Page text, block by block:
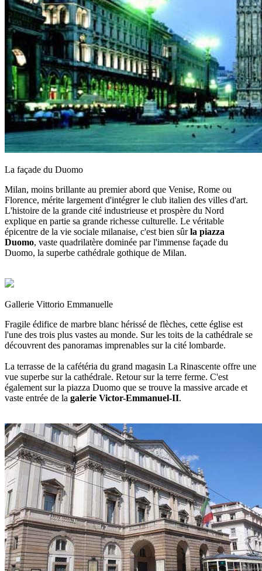
La façade du Duomo
Milan, moins brillante au premier abord que Venise, Rome ou
Florence, mérite largement d'intégrer le club italien des villes d'art.
L'histoire de la grande cité industrieuse et prospère du Nord
explique en partie sa grande richesse culturelle. Le véritable
épicentre de la vie sociale milanaise, c'est bien sûrla piazza
Duomo, vaste quadrilatère dominée par l'immense façade du
Duomo, la superbe cathédrale gothique de Milan.
Gallerie Vittorio Emmanuelle
Fragile édifice de marbre blanc hérissé de flèches, cette église est
l'une des trois plus vastes au monde. Sur les toits de la cathédrale se
découvrent des panoramas imprenables sur la cité lombarde.
La terrasse de la cafétéria du grand magasin La Rinascente offre une
vue superbe sur la cathédrale. Retour sur la terre ferme. C'est
également sur la piazza Duomo que se trouve la massive arcade et
vaste entrée de la galerie Victor-Emmanuel-II.